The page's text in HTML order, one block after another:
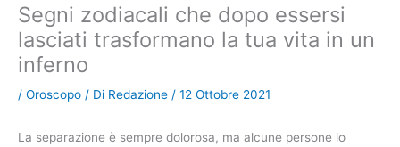
Segni zodiacali che dopo essersi
lasciati trasformano la tua vita in un
inferno
/ Oroscopo / Di Redazione / 12 Ottobre 2021
La separazione è sempre dolorosa, ma alcune persone lo